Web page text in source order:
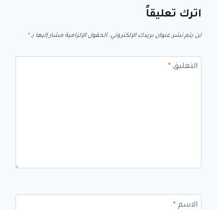
اترك تعليقاً
لن يتم نشر عنوان بريدك الإلكتروني. الحقول الإلزامية مشار إليها بـ*
التعليق*
الاسم*